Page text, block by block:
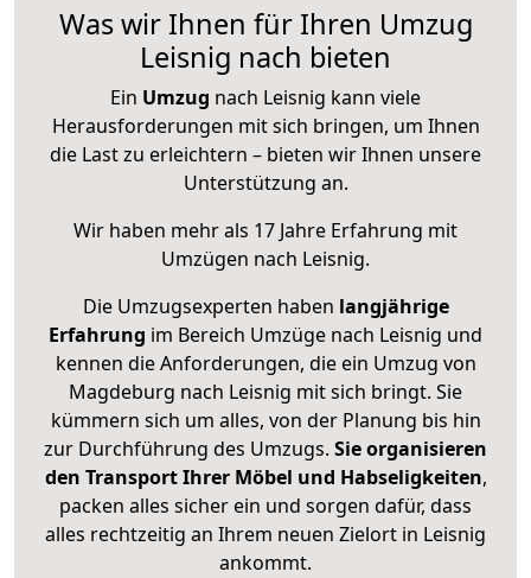
Was wir Ihnen für Ihren Umzug
Leisnig nach bieten
Ein Umzug nach Leisnig kann viele
Herausforderungen mit sich bringen, um Ihnen
die Last zu erleichtern – bieten wir Ihnen unsere
Unterstützung an.
Wir haben mehr als 17 Jahre Erfahrung mit
Umzügen nach Leisnig.
Die Umzugsexperten haben langjährige
Erfahrung im Bereich Umzüge nach Leisnig und
kennen die Anforderungen, die ein Umzug von
Magdeburg nach Leisnig mit sich bringt. Sie
kümmern sich um alles, von der Planung bis hin
zur Durchführung des Umzugs. Sie organisieren
den Transport Ihrer Möbel und Habseligkeiten,
packen alles sicher ein und sorgen dafür, dass
alles rechtzeitig an Ihrem neuen Zielort in Leisnig
ankommt.